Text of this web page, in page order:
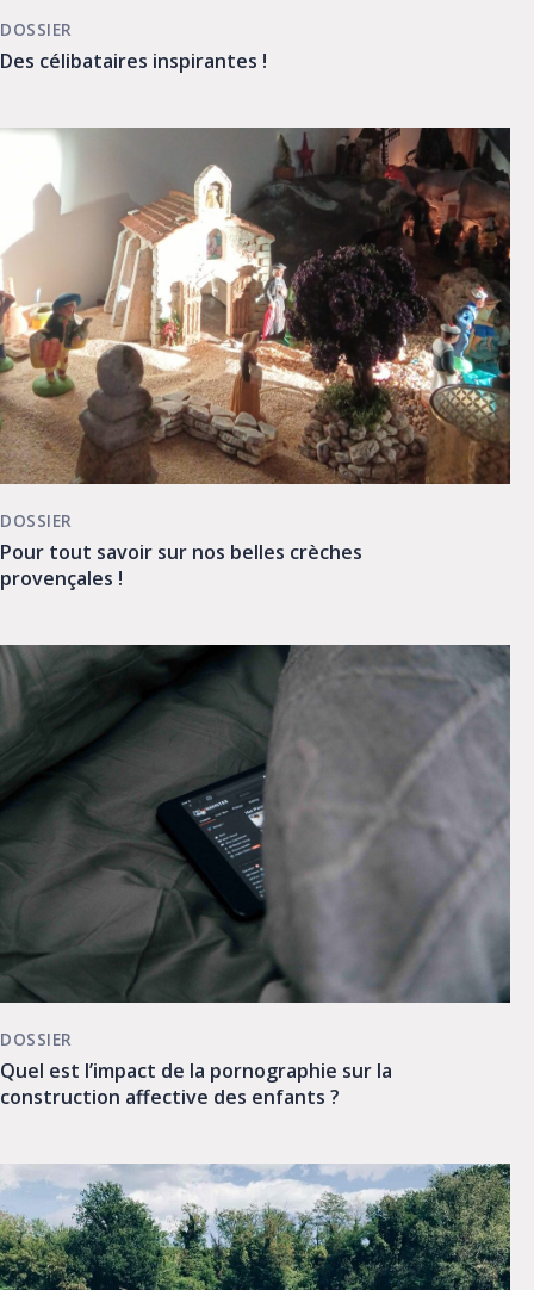
Des célibataires inspirantes !
DOSSIER
Pour tout savoir sur nos belles crèches
provençales !
DOSSIER
Quel est l’impact de la pornographie sur la
construction affective des enfants ?
DOSSIER